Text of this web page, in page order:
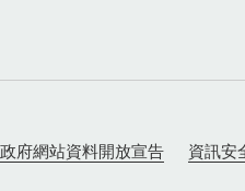
政府網站資料開放宣告 資訊安